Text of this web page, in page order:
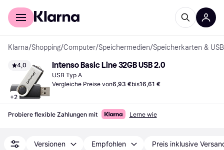
Für Shopper
Klarna/Shopping/Computer/Speichermedien/Speicherkarten &
4,0
+2
Intenso Basic Line 32GB USB 2.0
USB Typ A
Vergleiche Preise von6,93 €bis16,61 €
Probiere flexible Zahlungen mit Lerne wie
Versionen Empfohlen Preis inklusive